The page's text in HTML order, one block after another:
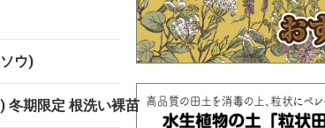
ウ)
冬期限定 根洗い裸苗